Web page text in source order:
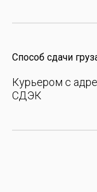
Способ сдачи
Курьером с
СДЭК